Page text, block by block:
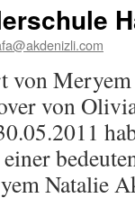
von
von
Natalie